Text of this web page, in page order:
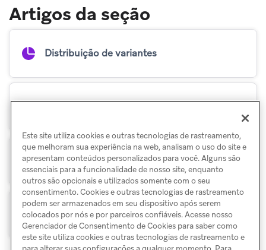
Artigos da seção
Distribuição de variantes
Correlação de conversão
Condições de corrida
Este site utiliza cookies e outras tecnologias de rastreamento,
que melhoram sua experiência na web, analisam o uso do site e
apresentam conteúdos personalizados para você. Alguns são
essenciais para a funcionalidade de nosso site, enquanto
outros são opcionais e utilizados somente com o seu
consentimento. Cookies e outras tecnologias de rastreamento
podem ser armazenados em seu dispositivo após serem
colocados por nós e por parceiros confiáveis. Acesse nosso
Gerenciador de Consentimento de Cookies para saber como
este site utiliza cookies e outras tecnologias de rastreamento e